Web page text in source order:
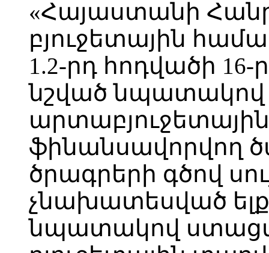
«Հայաստանի
բյուջետային
1.2-րդ հոդվածի
նշված
ֆինանսավորվող
ծրագրերի գծով
չնախատեսված
նպատակով